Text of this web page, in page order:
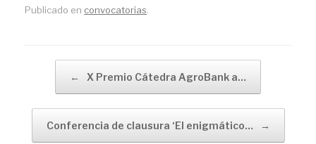
Publicado en convocatorias
← X Premio Cátedra AgroBank a…
Conferencia de clausura ‘El enigmático… →